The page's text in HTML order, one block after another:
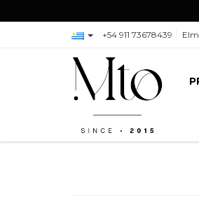
+54 911 73678439